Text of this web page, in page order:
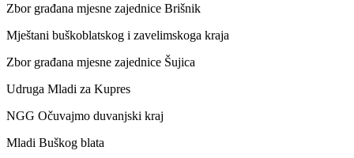
Zbor građana mjesne zajednice Brišnik
Mještani buškoblatskog i zavelimskoga kraja
Zbor građana mjesne zajednice Šujica
Udruga Mladi za Kupres
NGG Očuvajmo duvanjski kraj
Mladi Buškog blata